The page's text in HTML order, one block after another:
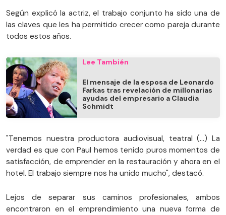
Según explicó la actriz, el trabajo conjunto ha sido una de
las claves que les ha permitido crecer como pareja durante
todos estos años.
Lee También
El mensaje de la esposa de Leonardo
Farkas tras revelación de millonarias
ayudas del empresario a Claudia
Schmidt
"Tenemos nuestra productora audiovisual, teatral (...) La
verdad es que con Paul hemos tenido puros momentos de
satisfacción, de emprender en la restauración y ahora en el
hotel. El trabajo siempre nos ha unido mucho", destacó.
Lejos de separar sus caminos profesionales, ambos
encontraron en el emprendimiento una nueva forma de